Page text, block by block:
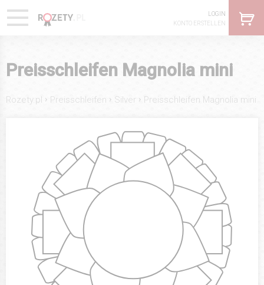
LOGIN
KONTO ERSTELLEN
Preisschleifen Magnolia mini
Rozety.pl › Preisschleifen › Silver › Preisschleifen Magnolia mini